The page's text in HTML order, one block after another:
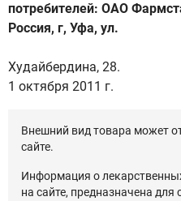
потребителей: ОАО
Россия, г, Уфа, ул.
Худайбердина, 28.
1 октября 2011 г.
Внешний вид товара может
сайте.
Информация о
на сайте, предназначена